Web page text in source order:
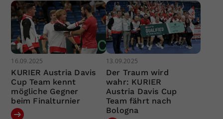
16.09.2025
KURIER Austria Davis
Cup Team kennt
mögliche Gegner
beim Finalturnier
13.09.2025
Der Traum wird
wahr: KURIER
Austria Davis Cup
Team fährt nach
Bologna